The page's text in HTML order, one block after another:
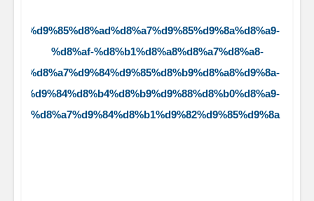
%d8%af-%d8%b1%d8%a8%d8%a7%d8%a8-
%d8%a7%d9%84%d9%85%d8%b9%d8%a8%d9%8a-
%d8%a7%d9%84%d8%b1%d9%82%d9%85%d9%8a/